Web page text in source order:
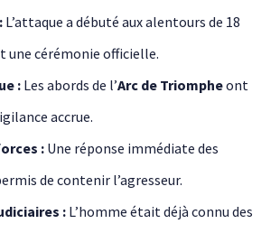
L’attaque a débuté aux alentours de 18
une cérémonie officielle.
:Les abords de l’Arc de Triompheont
accrue.
:Une réponse immédiate des
de contenir l’agresseur.
:L’homme était déjà connu des